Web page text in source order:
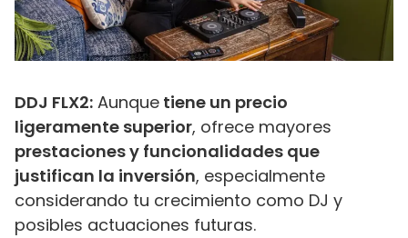
DDJ FLX2: Aunque tiene un precio
ligeramente superior, ofrece mayores
prestaciones y funcionalidades que
justifican la inversión, especialmente
considerando tu crecimiento como DJ y
posibles actuaciones futuras.